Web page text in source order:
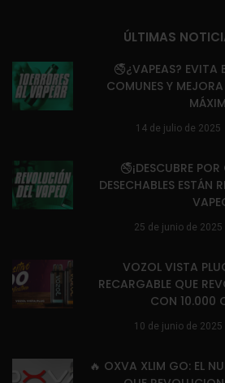
ÚLTIMAS
🚭¿VAPEAS? EVITA
COMUNES Y
14 de julio de 2025
🚭¡DESCUBRE
DESECHABLES ESTÁN
25 de junio de 2025
VOZOL VISTA
RECARGABLE QUE
CON 10.000
10 de junio de 2025
🔥 OXVA XLIM GO: EL